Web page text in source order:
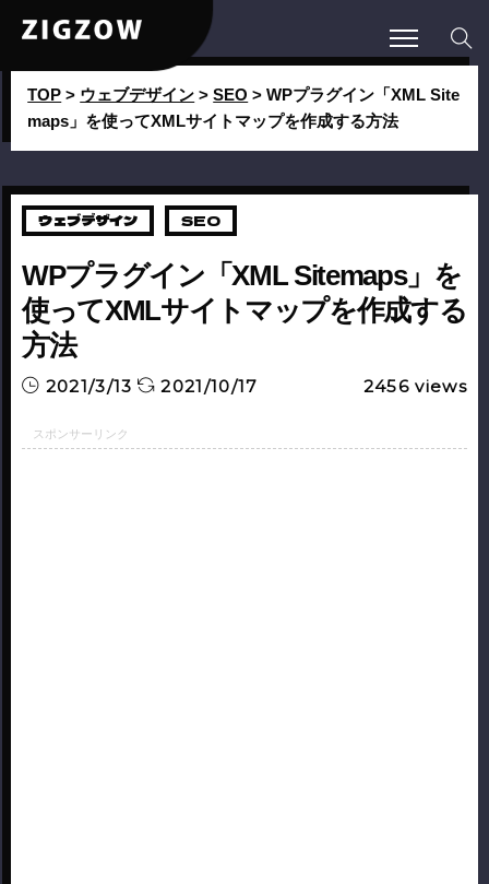
TOP > ウェブデザイン >SEO >WPプラグイン「XML Site
maps」を使ってXMLサイトマップを作成する方法
ウェブデザイン SEO
WPプラグイン「XML Sitemaps」を
使ってXMLサイトマップを作成する
方法
2021/3/13 2021/10/17 2456views